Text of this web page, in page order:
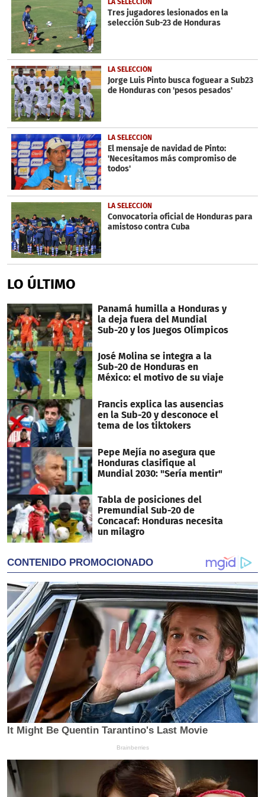
minutes,
15
seconds
Tres jugadores lesionados en la
selección Sub-23 de Honduras
LA SELECCIÓN
Jorge Luis Pinto busca foguear a Sub23
de Honduras con 'pesos pesados'
LA SELECCIÓN
El mensaje de navidad de Pinto:
'Necesitamos más compromiso de
todos'
LA SELECCIÓN
Convocatoria oficial de Honduras para
amistoso contra Cuba
LO ÚLTIMO
Panamá humilla a Honduras y
la deja fuera del Mundial
Sub-20 y los Juegos Olímpicos
José Molina se integra a la
Sub-20 de Honduras en
México: el motivo de su viaje
Francis explica las ausencias
en la Sub-20 y desconoce el
tema de los tiktokers
Pepe Mejía no asegura que
Honduras clasifique al
Mundial 2030: "Sería mentir"
Tabla de posiciones del
Premundial Sub-20 de
Concacaf: Honduras necesita
un milagro